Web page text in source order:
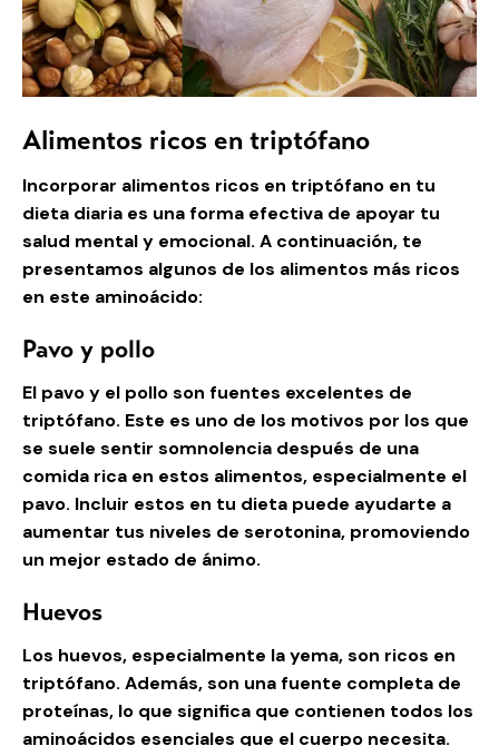
Alimentos ricos en triptófano
Incorporar alimentos ricos en triptófano en tu
dieta diaria es una forma efectiva de apoyar tu
salud mental y emocional. A continuación, te
presentamos algunos de los alimentos más ricos
en este aminoácido:
Pavo y pollo
El pavo y el pollo son fuentes excelentes de
triptófano. Este es uno de los motivos por los que
se suele sentir somnolencia después de una
comida rica en estos alimentos, especialmente el
pavo. Incluir estos en tu dieta puede ayudarte a
aumentar tus niveles de serotonina, promoviendo
un mejor estado de ánimo.
Huevos
Los huevos, especialmente la yema, son ricos en
triptófano. Además, son una fuente completa de
proteínas, lo que significa que contienen todos los
aminoácidos esenciales que el cuerpo necesita.